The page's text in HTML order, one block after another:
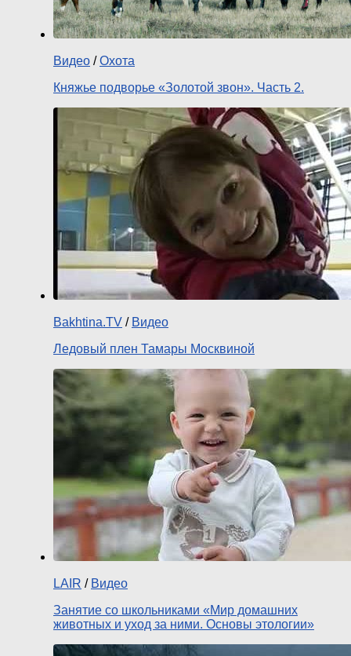
Видео /Охота
Княжье подворье «Золотой звон». Часть 2.
Bakhtina.TV / Видео
Ледовый плен Тамары Москвиной
LAIR / Видео
Занятие со школьниками «Мир домашних
животных и уход за ними. Основы этологии»